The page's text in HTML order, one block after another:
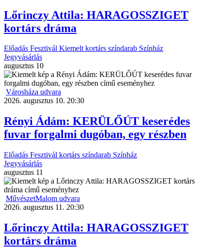
Lőrinczy Attila: HARAGOSSZIGET
kortárs dráma
Előadás Fesztivál Kiemeltkortárs színdarab Színház
Jegyvásárlás
augusztus 10
Városháza udvara
2026. augusztus 10. 20:30
Rényi Ádám: KERÜLŐÚT keserédes
fuvar forgalmi dugóban, egy részben
Előadás Fesztivál kortárs színdarab Színház
Jegyvásárlás
augusztus 11
MűvészetMalom udvara
2026. augusztus 11. 20:30
Lőrinczy Attila: HARAGOSSZIGET
kortárs dráma